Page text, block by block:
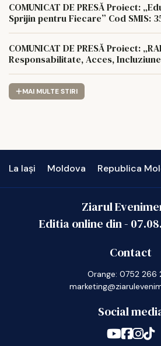
COMUNICAT DE PRESĂ Proiect:
Sprijin pentru Fiecare” Cod SMIS:
COMUNICAT DE PRESĂ Proiect:
Responsabilitate, Acces,
MAI MULTE STIRI
La Iași Moldova Republica
Ziarul
Editia online din -
Contact
Orange: 0752 266
Social